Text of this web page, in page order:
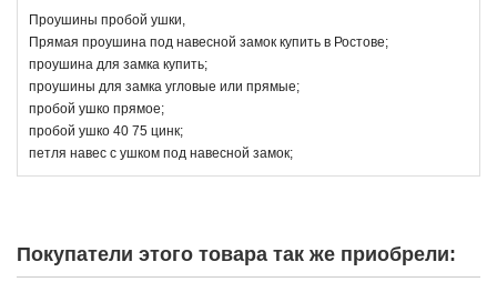
Проушины пробой ушки,
Прямая проушина под навесной замок купить в Ростове;
проушина для замка купить;
проушины для замка угловые или прямые;
пробой ушко прямое;
пробой ушко 40 75 цинк;
петля навес с ушком под навесной замок;
Покупатели этого товара так же приобрели: